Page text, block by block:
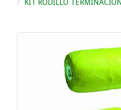
KIT RODILLO